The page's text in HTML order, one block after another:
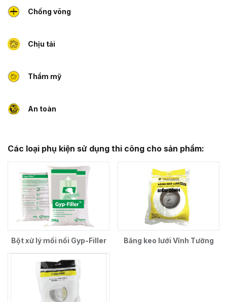
Chống võng
Chịu tải
Thẩm mỹ
An toàn
Các loại phụ kiện sử dụng thi công cho sản phẩm:
Bột xử lý mối nối Gyp-Filler Băng keo lưới Vĩnh Tường